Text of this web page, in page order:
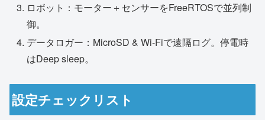
ロボット：モーター＋センサーをFreeRTOSで並列制
御。
データロガー：MicroSD & Wi-Fiで遠隔ログ。停電時
はDeep sleep。
設定チェックリスト